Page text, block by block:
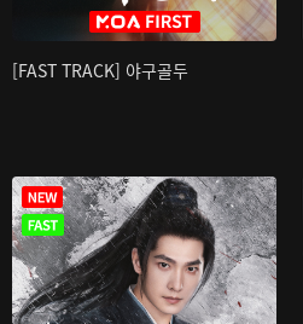
[FAST TRACK] 야구골두